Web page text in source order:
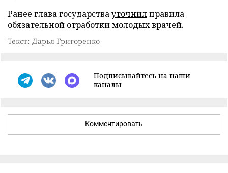
Ранее глава государствауточнилправила
обязательной отработки молодых врачей.
Текст: Дарья Григоренко
Подписывайтесь на наши
каналы
Комментировать